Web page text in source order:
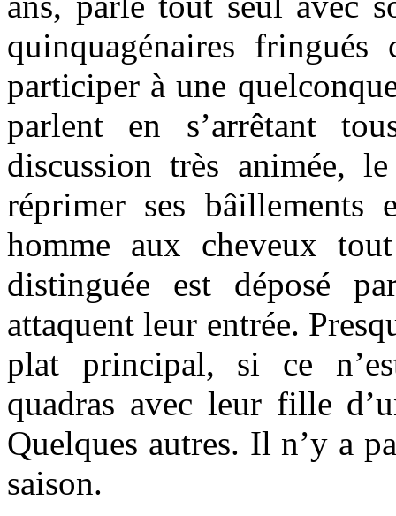
quinquagénaires
participer à une
parlent en s’arrêtant
discussion très animée,
réprimer ses
homme aux cheveux
distinguée est déposé
attaquent leur entrée.
plat principal, si ce
quadras avec leur fille
Quelques autres. Il n’y a
saison.